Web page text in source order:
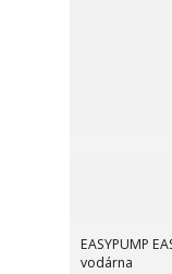
EASYPUMP
vodárna